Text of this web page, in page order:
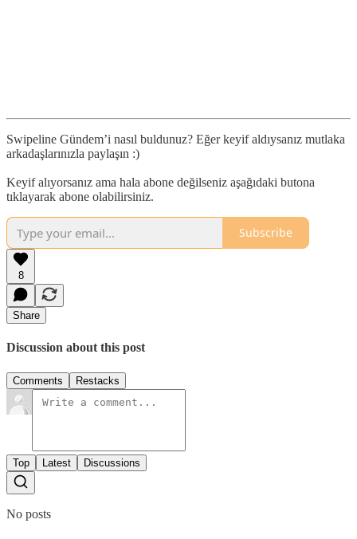
Swipeline Gündem’i nasıl buldunuz? Eğer keyif aldıysanız mutlaka
arkadaşlarınızla paylaşın :)
Keyif alıyorsanız ama hala abone değilseniz aşağıdaki butona
tıklayarak abone olabilirsiniz.
Subscribe
8
Share
Discussion about this post
Comments Restacks
Top Latest Discussions
No posts